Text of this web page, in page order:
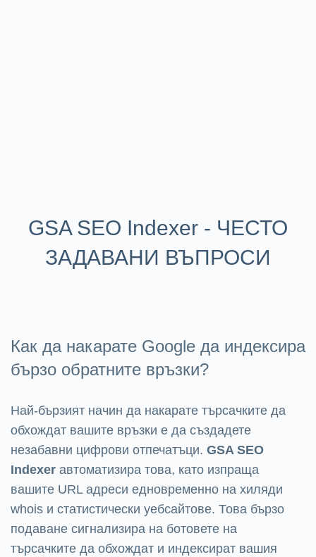
GSA SEO Indexer - ЧЕСТО
ЗАДАВАНИ ВЪПРОСИ
Как да накарате Google да индексира
бързо обратните връзки?
Най-бързият начин да накарате търсачките да
обхождат вашите връзки е да създадете
незабавни цифрови отпечатъци. GSA SEO
Indexer автоматизира това, като изпраща
вашите URL адреси едновременно на хиляди
whois и статистически уебсайтове. Това бързо
подаване сигнализира на ботовете на
търсачките да обхождат и индексират вашия